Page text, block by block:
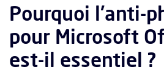
Pourquoi l'anti-
pour Microsoft
est-il essentiel ?